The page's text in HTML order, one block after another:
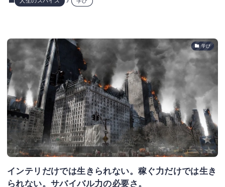
学び
インテリだけでは生きられない。稼ぐ力だけでは生き
られない。サバイバル力の必要さ。